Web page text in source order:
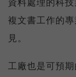
複文書工作的
見。
工廠也是可預